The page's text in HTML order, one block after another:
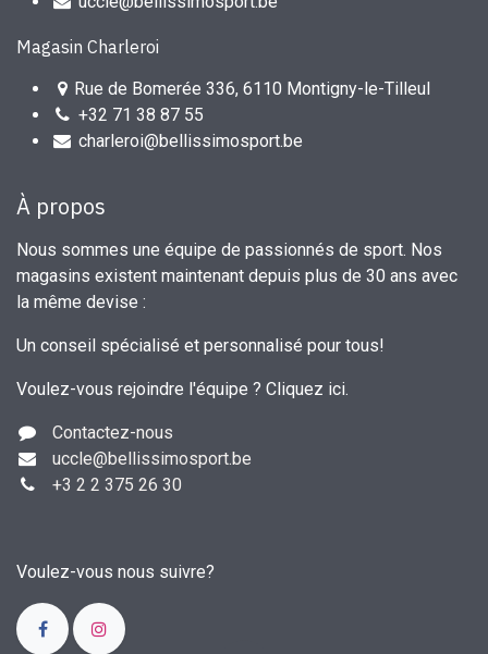
Magasin Charleroi
Rue de Bomerée 336, 6110 Montigny-le-Tilleul
+32 71 38 87 55
charleroi@bellissimosport.be
À propos
Nous sommes une équipe de passionnés de sport. Nos
magasins existent maintenant depuis plus de 30 ans avec
la même devise :
Un conseil spécialisé et personnalisé pour tous!
Voulez-vous rejoindre l'équipe ? Cliquez ici.
Contactez-nous
uccle@bellissimosport.be
+3 2 2 375 26 30
Voulez-vous nous suivre?